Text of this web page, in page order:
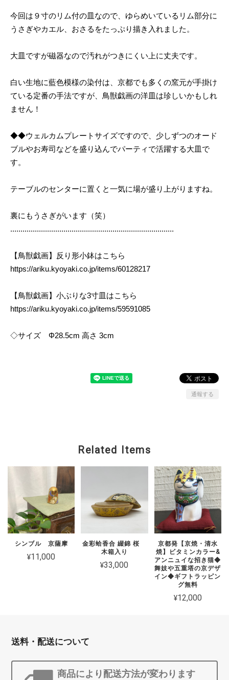
今回は９寸のリム付の皿なので、ゆらめいているリム部分に
うさぎやカエル、おさるをたっぷり描き入れました。
大皿ですが磁器なので汚れがつきにくい上に丈夫です。
白い生地に藍色模様の染付は、京都でも多くの窯元が手掛け
ている定番の手法ですが、鳥獣戯画の洋皿は珍しいかもしれ
ません！
◆◆ウェルカムプレートサイズですので、少しずつのオード
ブルやお寿司などを盛り込んでパーティで活躍する大皿で
す。
テーブルのセンターに置くと一気に場が盛り上がりますね。
裏にもうさぎがいます（笑）
................................................................................
【鳥獣戯画】反り形小鉢はこちら
https://ariku.kyoyaki.co.jp/items/60128217
【鳥獣戯画】小ぶりな3寸皿はこちら
https://ariku.kyoyaki.co.jp/items/59591085
◇サイズ Φ28.5cm 高さ 3cm
通報する
Related Items
シンブル 京薩摩
¥11,000
金彩蛤香合 綴錦 桜
木箱入り
¥33,000
京都発【京焼・清水
焼】ビタミンカラー&
アンニュイな招き猫◆
舞妓や五重塔の京デザ
イン◆ギフトラッピン
グ無料
¥12,000
送料・配送について
商品により配送方法が変わります